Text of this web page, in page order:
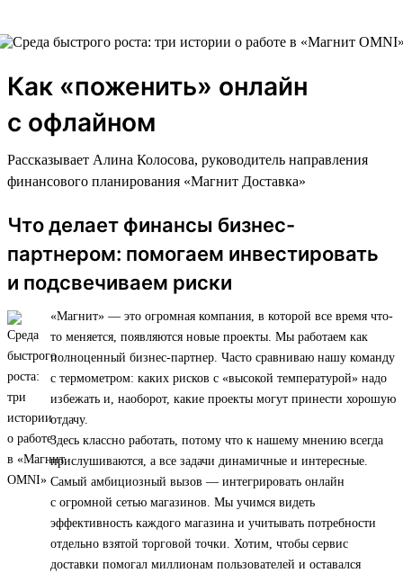
Как «поженить» онлайн
с офлайном
Рассказывает Алина Колосова, руководитель направления
финансового планирования «Магнит Доставка»
Что делает финансы бизнес-
партнером: помогаем инвестировать
и подсвечиваем риски
«Магнит» — это огромная компания, в которой все время что-
то меняется, появляются новые проекты. Мы работаем как
полноценный бизнес-партнер. Часто сравниваю нашу команду
с термометром: каких рисков с «высокой температурой» надо
избежать и, наоборот, какие проекты могут принести хорошую
отдачу.
Здесь классно работать, потому что к нашему мнению всегда
прислушиваются, а все задачи динамичные и интересные.
Самый амбициозный вызов — интегрировать онлайн
с огромной сетью магазинов. Мы учимся видеть
эффективность каждого магазина и учитывать потребности
отдельно взятой торговой точки. Хотим, чтобы сервис
доставки помогал миллионам пользователей и оставался